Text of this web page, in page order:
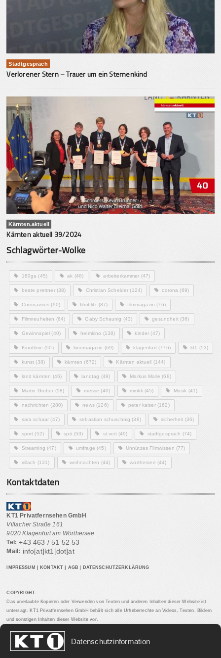
Datenschutzinformation
Stadtgespräch
Verlorener Stern – Trauer um ein Sternenkind
Kärnten.aktuell
Kärnten aktuell 39/2024
Schlagwörter-Wolke
180ga (45) ak (48) arbeiterkammer (47)
beate prettner(38) Christian Scheider (124) corona (69)
Coronavirus (90) filmblitz (87) filmmagazin (76)
Filmneuheiten (64) Gaby Schaunig (43) gesundheit(36)
Gewinnspiel (40) heimkino (138) kinder (47)
Kinofilme (50) kinomagazin (69) klagenfurt(776) kt1 (53)
kunst (38) kärnten (672) Kärnten aktuell (144)
land kärnten (46) landtag (49) Markus Malle (68)
Martin Gruber (58) messe (40) mmkk(45) Musik (41)
nachrichten (280) news(126) peter kaiser(162)
sara schaar (47) sebastian schuschnig (38) sicherheit (36)
sport (52) spö (53) st.veit(49) stadtgespräch (74)
Streaming (47) umfrage (45) Unnützes Filmwissen (77)
villach (131) weihnachten (44) wörthersee (44)
Kontaktdaten
KT1 Privatfernsehen GmbH
Villacher Straße 161
9020 Klagenfurt am Wörthersee
Tel: +43 463 / 51 52 53
Mail: info[at]kt1[dot]at
IMPRESSUM KONTAKT AGB DATENSCHUTZERKLÄRUNG
COPYRIGHT:
Das unerlaubte Kopieren oder Verwenden von Texten und anderen Inhalten dieser Website ist
untersagt. KT1 Privatfernsehen GmbH behält sich alle Urheberrechte an Videos, Texten, Bildern
und sonstigen Inhalten dieser Website vor.
PARTNERLINKS: